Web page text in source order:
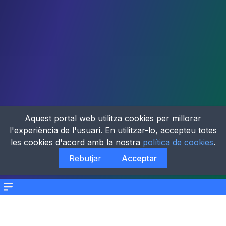
Menu
Aquest portal web utilitza cookies per millorar
l'experiència de l'usuari. En utilitzar-lo, accepteu totes
les cookies d'acord amb la nostra política de cookies.
Rebutjar
Acceptar